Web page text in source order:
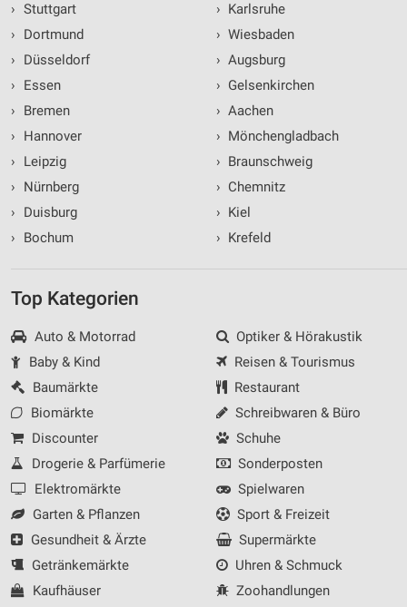
› Stuttgart
›
Dortmund
›
Düsseldorf
›
Essen
›
Bremen
›
Hannover
›
Leipzig
›
Nürnberg
›
Duisburg
›
Bochum
› Karlsruhe
› Wiesbaden
› Augsburg
› Gelsenkirchen
› Aachen
› Mönchengladbach
› Braunschweig
› Chemnitz
› Kiel
› Krefeld
Top Kategorien
Auto & Motorrad
Baby & Kind
Baumärkte
Biomärkte
Discounter
Drogerie & Parfümerie
Elektromärkte
Garten & Pflanzen
Gesundheit & Ärzte
Getränkemärkte
Kaufhäuser
Optiker & Hörakustik
Reisen & Tourismus
Restaurant
Schreibwaren & Büro
Schuhe
Sonderposten
Spielwaren
Sport & Freizeit
Supermärkte
Uhren & Schmuck
Zoohandlungen